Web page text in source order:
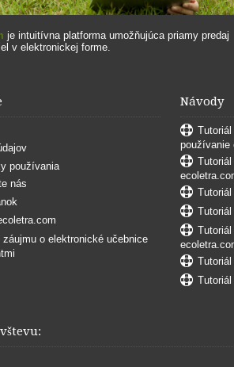
je intuitívna platforma umožňujúca priamy predaj
v elektronickej forme.
používania
nás
záujmu o elektronické učebnice
Návody
používanie